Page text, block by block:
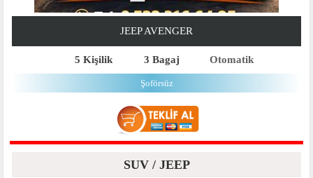
JEEP AVENGER
5 Kişilik 3 Bagaj Otomatik
Şoförsüz
SUV / JEEP